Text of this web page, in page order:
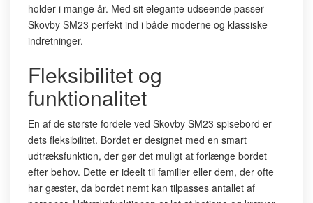
holder i mange år. Med sit elegante udseende passer
Skovby SM23 perfekt ind i både moderne og klassiske
indretninger.
Fleksibilitet og
funktionalitet
En af de største fordele ved Skovby SM23 spisebord er
dets fleksibilitet. Bordet er designet med en smart
udtræksfunktion, der gør det muligt at forlænge bordet
efter behov. Dette er ideelt til familier eller dem, der ofte
har gæster, da bordet nemt kan tilpasses antallet af